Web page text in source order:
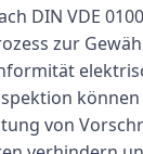
DIN VDE
zur
von